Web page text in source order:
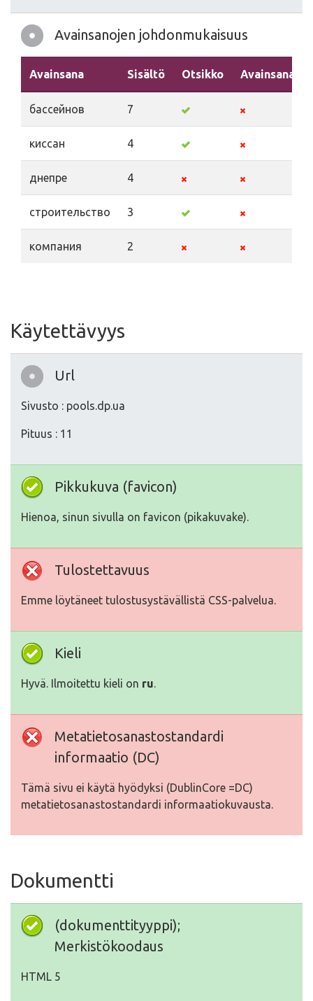
Avainsanojen johdonmukaisuus
Avainsana Sisältö Otsikko Avainsanat
бассейнов 7
киссан 4
днепре 4
строительство 3
компания 2
Käytettävyys
Url
Sivusto : pools.dp.ua
Pituus : 11
Pikkukuva (favicon)
Hienoa, sinun sivulla on favicon (pikakuvake).
Tulostettavuus
Emme löytäneet tulostusystävällistä CSS-palvelua.
Kieli
Hyvä. Ilmoitettu kieli on ru.
Metatietosanastostandardi
informaatio (DC)
Tämä sivu ei käytä hyödyksi (DublinCore =DC)
metatietosanastostandardi informaatiokuvausta.
Dokumentti
(dokumenttityyppi);
Merkistökoodaus
HTML 5